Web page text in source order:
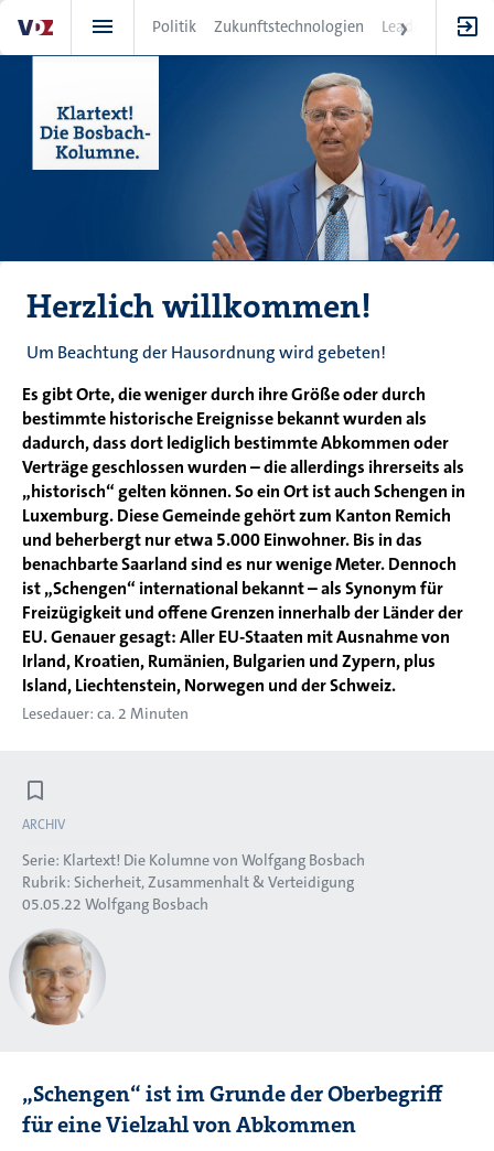
zum
Inhalt
Politik Zukunftstechnologien Leadership
Herzlich willkommen!
Um Beachtung der Hausordnung wird gebeten!
Es gibt Orte, die weniger durch ihre Größe oder durch
bestimmte historische Ereignisse bekannt wurden als
dadurch, dass dort lediglich bestimmte Abkommen oder
Verträge geschlossen wurden – die allerdings ihrerseits als
„historisch“ gelten können. So ein Ort ist auch Schengen in
Luxemburg. Diese Gemeinde gehört zum Kanton Remich
und beherbergt nur etwa 5.000 Einwohner. Bis in das
benachbarte Saarland sind es nur wenige Meter. Dennoch
ist „Schengen“ international bekannt – als Synonym für
Freizügigkeit und offene Grenzen innerhalb der Länder der
EU. Genauer gesagt: Aller EU-Staaten mit Ausnahme von
Irland, Kroatien, Rumänien, Bulgarien und Zypern, plus
Island, Liechtenstein, Norwegen und der Schweiz.
Lesedauer: ca. 2 Minuten
ARCHIV
Serie: Klartext! Die Kolumne von Wolfgang Bosbach
Rubrik: Sicherheit, Zusammenhalt & Verteidigung
05.05.22 Wolfgang Bosbach
„Schengen“ ist im Grunde der Oberbegriff
für eine Vielzahl von Abkommen